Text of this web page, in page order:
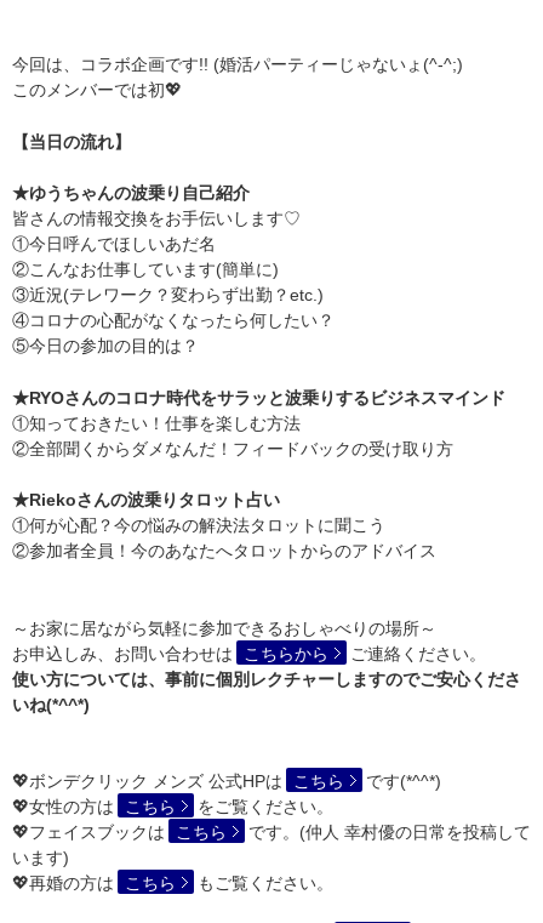
今回は、コラボ企画です!! (婚活パーティーじゃないょ(^-^;)
このメンバーでは初💖
【当日の流れ】
★ゆうちゃんの波乗り自己紹介
皆さんの情報交換をお手伝いします♡
①今日呼んでほしいあだ名
②こんなお仕事しています(簡単に)
③近況(テレワーク？変わらず出勤？etc.)
④コロナの心配がなくなったら何したい？
⑤今日の参加の目的は？
★RYOさんのコロナ時代をサラッと波乗りするビジネスマインド
①知っておきたい！仕事を楽しむ方法
②全部聞くからダメなんだ！フィードバックの受け取り方
★Riekoさんの波乗りタロット占い
①何が心配？今の悩みの解決法タロットに聞こう
②参加者全員！今のあなたへタロットからのアドバイス
～お家に居ながら気軽に参加できるおしゃべりの場所～
お申込しみ、お問い合わせは
こちらから
ご連絡ください。
使い方については、事前に個別レクチャーしますのでご安心くださ
いね(*^^*)
💖ボンデクリック メンズ 公式HPは こちら
です(*^^*)
💖女性の方は
こちら
をご覧ください。
💖フェイスブックは
こちら
です。(仲人 幸村優の日常を投稿して
います)
💖再婚の方は
こちら もご覧ください。